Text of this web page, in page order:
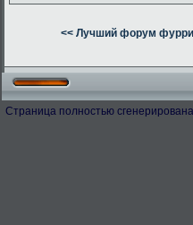
<< Лучший форум фурри
Страница полностью